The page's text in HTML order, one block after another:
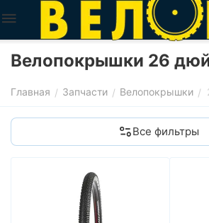
Велопокрышки 26
Главная / Запчасти / Велопокрышки /
Все фильтры